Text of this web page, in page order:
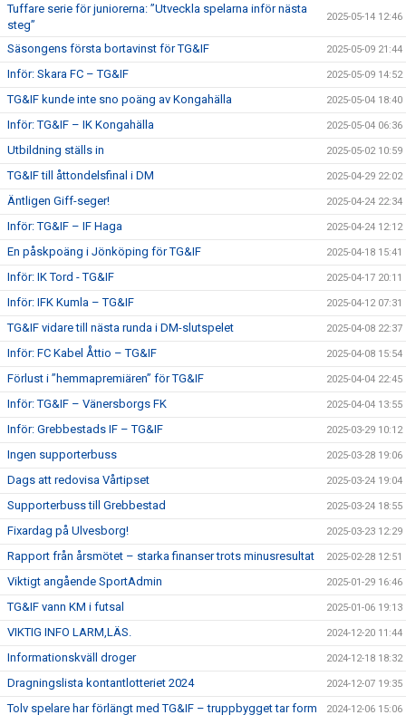
Tuffare serie för juniorerna: ”Utveckla spelarna inför nästa
steg”
2025-05-14 12:46
Säsongens första bortavinst för TG&IF 2025-05-09 21:44
Inför: Skara FC – TG&IF 2025-05-09 14:52
TG&IF kunde inte sno poäng av Kongahälla 2025-05-04 18:40
Inför: TG&IF – IK Kongahälla 2025-05-04 06:36
Utbildning ställs in 2025-05-02 10:59
TG&IF till åttondelsfinal i DM 2025-04-29 22:02
Äntligen Giff-seger! 2025-04-24 22:34
Inför: TG&IF – IF Haga 2025-04-24 12:12
En påskpoäng i Jönköping för TG&IF 2025-04-18 15:41
Inför: IK Tord - TG&IF 2025-04-17 20:11
Inför: IFK Kumla – TG&IF 2025-04-12 07:31
TG&IF vidare till nästa runda i DM-slutspelet 2025-04-08 22:37
Inför: FC Kabel Åttio – TG&IF 2025-04-08 15:54
Förlust i ”hemmapremiären” för TG&IF 2025-04-04 22:45
Inför: TG&IF – Vänersborgs FK 2025-04-04 13:55
Inför: Grebbestads IF – TG&IF 2025-03-29 10:12
Ingen supporterbuss 2025-03-28 19:06
Dags att redovisa Vårtipset 2025-03-24 19:04
Supporterbuss till Grebbestad 2025-03-24 18:55
Fixardag på Ulvesborg! 2025-03-23 12:29
Rapport från årsmötet – starka finanser trots minusresultat 2025-02-28 12:51
Viktigt angående SportAdmin 2025-01-29 16:46
TG&IF vann KM i futsal 2025-01-06 19:13
VIKTIG INFO LARM,LÄS. 2024-12-20 11:44
Informationskväll droger 2024-12-18 18:32
Dragningslista kontantlotteriet 2024 2024-12-07 19:35
Tolv spelare har förlängt med TG&IF – truppbygget tar form 2024-12-06 15:06